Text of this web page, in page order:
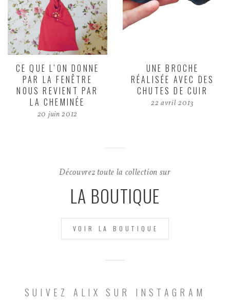
CE QUE L’ON DONNE
PAR LA FENÊTRE
NOUS REVIENT PAR
LA CHEMINÉE
20 juin 2012
UNE BROCHE
RÉALISÉE AVEC DES
CHUTES DE CUIR
22 avril 2013
Découvrez toute la collection sur
LA BOUTIQUE
VOIR LA BOUTIQUE
SUIVEZ ALIX SUR INSTAGRAM